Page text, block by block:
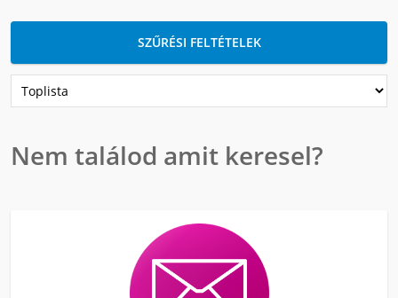
SZŰRÉSI FELTÉTELEK
Nem találod amit keresel?